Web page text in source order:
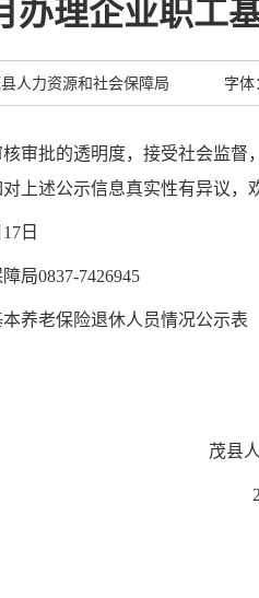
办理企业职工
人力资源和社会保障局 字体
审批的透明度，接受社会监督，
上述公示信息真实性有异议，
17日
局0837-7426945
养老保险退休人员情况公示表
茂县